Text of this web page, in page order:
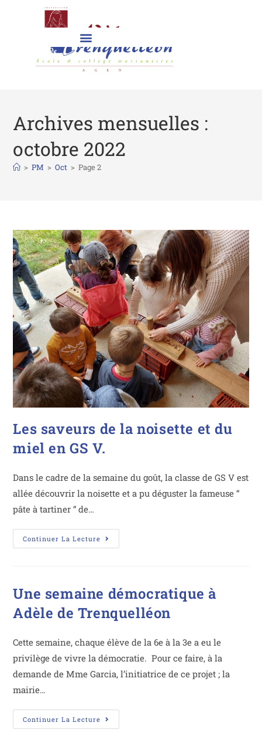
Archives mensuelles :
octobre 2022
> PM > Oct > Page 2
Les saveurs de la noisette et du
miel en GS V.
Dans le cadre de la semaine du goût, la classe de GS V est
allée découvrir la noisette et a pu déguster la fameuse “
pâte à tartiner “ de…
Continuer La Lecture
Une semaine démocratique à
Adèle de Trenquelléon
Cette semaine, chaque élève de la 6e à la 3e a eu le
privilège de vivre la démocratie. Pour ce faire, à la
demande de Mme Garcia, l’initiatrice de ce projet ; la
mairie…
Continuer La Lecture